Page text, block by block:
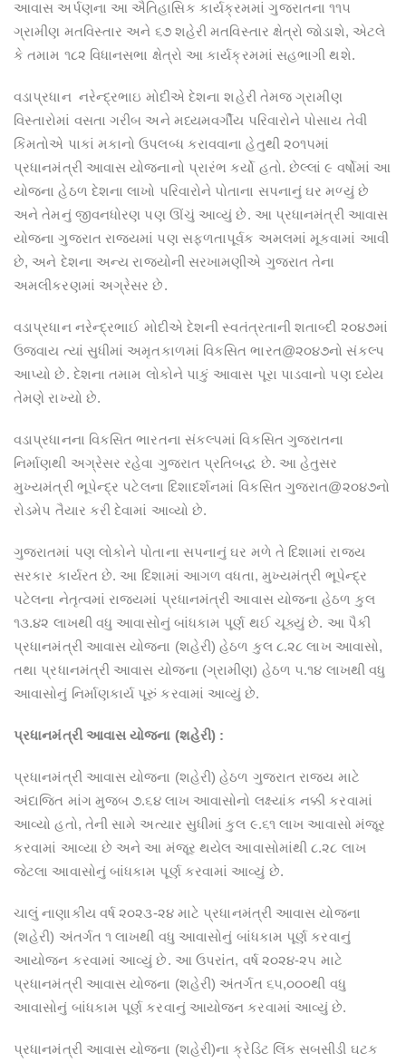
આવાસ અર્પણના આ ઐતિહાસિક કાર્યક્રમમાં ગુજરાતના ૧૧૫
ગ્રામીણ મતવિસ્તાર અને ૬૭ શહેરી મતવિસ્તાર ક્ષેત્રો જોડાશે, એટલે
કે તમામ ૧૮૨ વિધાનસભા ક્ષેત્રો આ કાર્યક્રમમાં સહભાગી થશે.
વડાપ્રધાન નરેન્‍દ્રભાઇ મોદીએ દેશના શહેરી તેમજ ગ્રામીણ
વિસ્તારોમાં વસતા ગરીબ અને મધ્યમવર્ગીય પરિવારોને પોસાય તેવી
કિંમતોએ પાકાં મકાનો ઉપલબ્ધ કરાવવાના હેતુથી ૨૦૧૫માં
પ્રધાનમંત્રી આવાસ યોજનાનો પ્રારંભ કર્યો હતો. છેલ્લાં ૯ વર્ષોમાં આ
યોજના હેઠળ દેશના લાખો પરિવારોને પોતાના સપનાનું ઘર મળ્યું છે
અને તેમનું જીવનધોરણ પણ ઊંચું આવ્યું છે. આ પ્રધાનમંત્રી આવાસ
યોજના ગુજરાત રાજ્યમાં પણ સફળતાપૂર્વક અમલમાં મૂકવામાં આવી
છે, અને દેશના અન્ય રાજ્યોની સરખામણીએ ગુજરાત તેના
અમલીકરણમાં અગ્રેસર છે.
વડાપ્રધાન નરેન્દ્રભાઈ મોદીએ દેશની સ્વતંત્રતાની શતાબ્દી ૨૦૪૭માં
ઉજવાય ત્યાં સુધીમાં અમૃતકાળમાં વિકસિત ભારત@૨૦૪૭નો સંકલ્પ
આપ્યો છે. દેશના તમામ લોકોને પાકું આવાસ પૂરા પાડવાનો પણ ધ્યેય
તેમણે રાખ્યો છે.
વડાપ્રધાનના વિકસિત ભારતના સંકલ્પમાં વિકસિત ગુજરાતના
નિર્માણથી અગ્રેસર રહેવા ગુજરાત પ્રતિબદ્ધ છે. આ હેતુસર
મુખ્યમંત્રી ભૂપેન્દ્ર પટેલના દિશાદર્શનમાં વિકસિત ગુજરાત@૨૦૪૭નો
રોડમેપ તૈયાર કરી દેવામાં આવ્યો છે.
ગુજરાતમાં પણ લોકોને પોતાના સપનાનું ઘર મળે તે દિશામાં રાજ્ય
સરકાર કાર્યરત છે. આ દિશામાં આગળ વધતા, મુખ્યમંત્રી ભૂપેન્દ્ર
પટેલના નેતૃત્વમાં રાજ્યમાં પ્રધાનમંત્રી આવાસ યોજના હેઠળ કુલ
૧૩.૪૨ લાખથી વધુ આવાસોનું બાંધકામ પૂર્ણ થઈ ચૂક્યું છે. આ પૈકી
પ્રધાનમંત્રી આવાસ યોજના (શહેરી) હેઠળ કુલ ૮.૨૮ લાખ આવાસો,
તથા પ્રધાનમંત્રી આવાસ યોજના (ગ્રામીણ) હેઠળ ૫.૧૪ લાખથી વધુ
આવાસોનું નિર્માણકાર્ય પૂરું કરવામાં આવ્યું છે.
પ્રધાનમંત્રી આવાસ યોજના (શહેરી) :
પ્રધાનમંત્રી આવાસ યોજના (શહેરી) હેઠળ ગુજરાત રાજ્ય માટે
અંદાજિત માંગ મુજબ ૭.૬૪ લાખ આવાસોનો લક્ષ્યાંક નક્કી કરવામાં
આવ્યો હતો, તેની સામે અત્યાર સુધીમાં કુલ ૯.૬૧ લાખ આવાસો મંજૂર
કરવામાં આવ્યા છે અને આ મંજૂર થયેલ આવાસોમાંથી ૮.૨૮ લાખ
જેટલા આવાસોનું બાંધકામ પૂર્ણ કરવામાં આવ્યું છે.
ચાલું નાણાકીય વર્ષ ૨૦૨૩-૨૪ માટે પ્રધાનમંત્રી આવાસ યોજના
(શહેરી) અંતર્ગત ૧ લાખથી વધુ આવાસોનું બાંધકામ પૂર્ણ કરવાનું
આયોજન કરવામાં આવ્યું છે. આ ઉપરાંત, વર્ષ ૨૦૨૪-૨૫ માટે
પ્રધાનમંત્રી આવાસ યોજના (શહેરી) અંતર્ગત ૬૫,૦૦૦થી વધુ
આવાસોનું બાંધકામ પૂર્ણ કરવાનું આયોજન કરવામાં આવ્યું છે.
પ્રધાનમંત્રી આવાસ યોજના (શહેરી)ના ક્રેડિટ લિંક સબસીડી ઘટક